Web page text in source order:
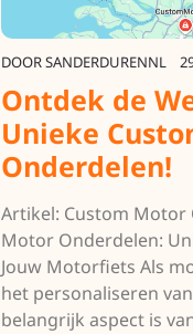
DOORSANDERDURENNL
Ontdek de
Unieke
Onderdelen!
Artikel: Custom Motor
Motor Onderdelen:
Jouw Motorfiets Als
het personaliseren
belangrijk aspect is